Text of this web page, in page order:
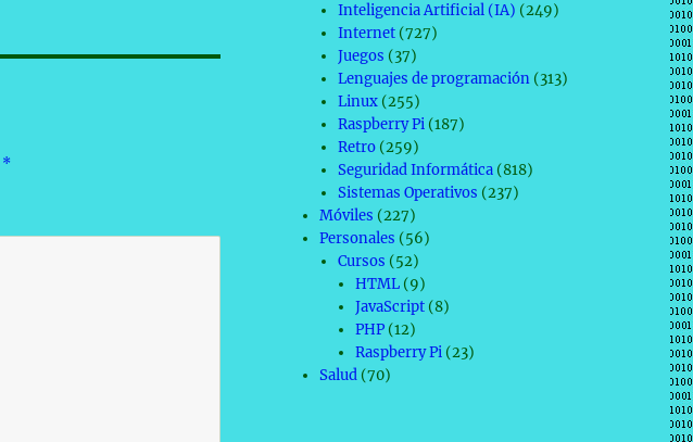
*
Inteligencia Artificial (IA) (249)
Internet(727)
Juegos (37)
Lenguajes de programación(313)
Linux(255)
Raspberry Pi(187)
Retro(259)
Seguridad Informática(818)
Sistemas Operativos (237)
Móviles (227)
Personales (56)
Cursos (52)
HTML(9)
JavaScript(8)
PHP(12)
Raspberry Pi(23)
Salud (70)